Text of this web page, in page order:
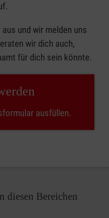
und wir melden uns
wir dich auch,
für dich sein könnte.
ausfüllen.
diesen Bereichen